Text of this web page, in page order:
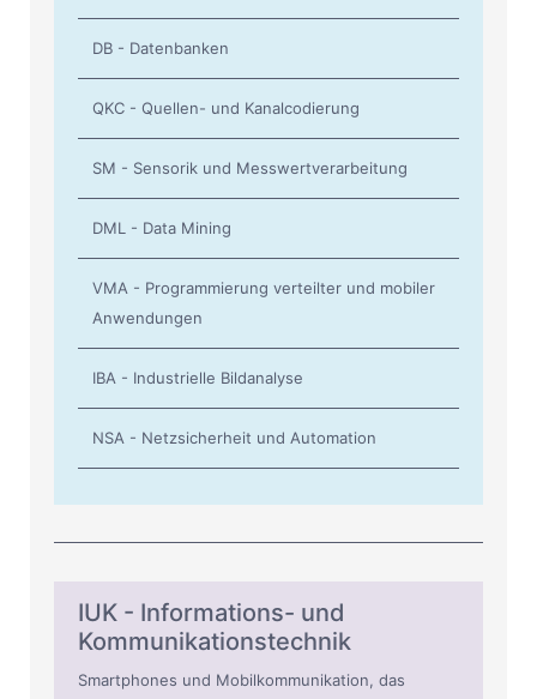
DB - Datenbanken
QKC - Quellen- und Kanalcodierung
SM - Sensorik und Messwertverarbeitung
DML - Data Mining
VMA - Programmierung verteilter und mobiler
Anwendungen
IBA - Industrielle Bildanalyse
NSA - Netzsicherheit und Automation
IUK - Informations- und
Kommunikationstechnik
Smartphones und Mobilkommunikation, das